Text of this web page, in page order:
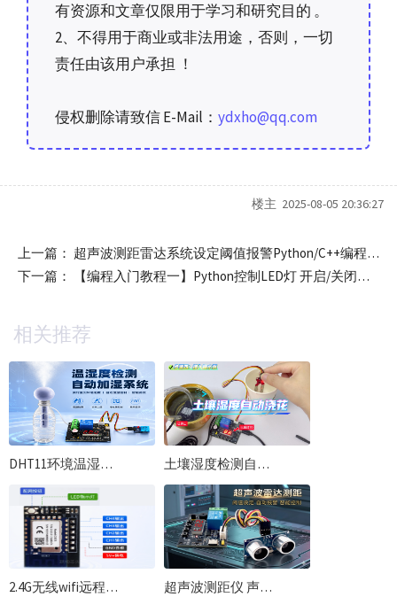
有资源和文章仅限用于学习和研究目的 。
2、不得用于商业或非法用途，否则，一切
责任由该用户承担 ！
侵权删除请致信 E-Mail： ydxho@qq.com
楼主 2025-08-05 20:36:27
上一篇： 超声波测距雷达系统设定阈值报警Python/C++编程 树莓派与ESP32使用例程
下一篇：
【编程入门教程一】Python控制LED灯 开启/关闭以及闪烁 树莓派Pico RP2040
相关推荐
DHT11环境温湿度检测实验上下限设置自动控制 加湿喷雾使用资料 土壤湿度检测自动浇花实验上下限设置校准 自动抽水灌溉学习教程
2.4G无线wifi远程控制模块配网教程物联网继电器控制一体wifi远程模块 超声波测距仪 声波雷达测距报警 上下限设置自动控制 扩展板使用资料